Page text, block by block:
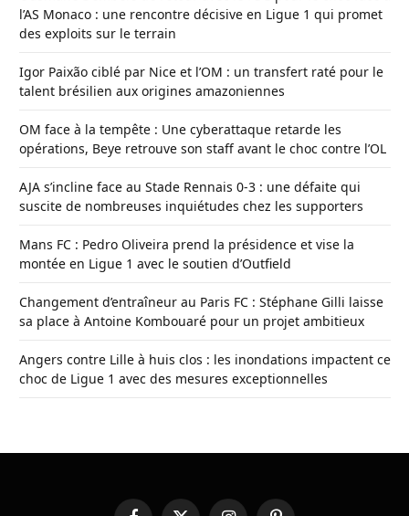
l’AS Monaco : une rencontre décisive en Ligue 1 qui promet
des exploits sur le terrain
Igor Paixão ciblé par Nice et l’OM : un transfert raté pour le
talent brésilien aux origines amazoniennes
OM face à la tempête : Une cyberattaque retarde les
opérations, Beye retrouve son staff avant le choc contre l’OL
AJA s’incline face au Stade Rennais 0-3 : une défaite qui
suscite de nombreuses inquiétudes chez les supporters
Mans FC : Pedro Oliveira prend la présidence et vise la
montée en Ligue 1 avec le soutien d’Outfield
Changement d’entraîneur au Paris FC : Stéphane Gilli laisse
sa place à Antoine Kombouaré pour un projet ambitieux
Angers contre Lille à huis clos : les inondations impactent ce
choc de Ligue 1 avec des mesures exceptionnelles